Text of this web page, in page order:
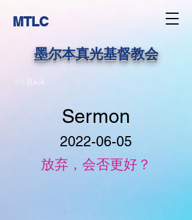
MTLC
墨尔本真光基督教会
<< Back
Sermon
2022-06-05
放弃，会否更好？